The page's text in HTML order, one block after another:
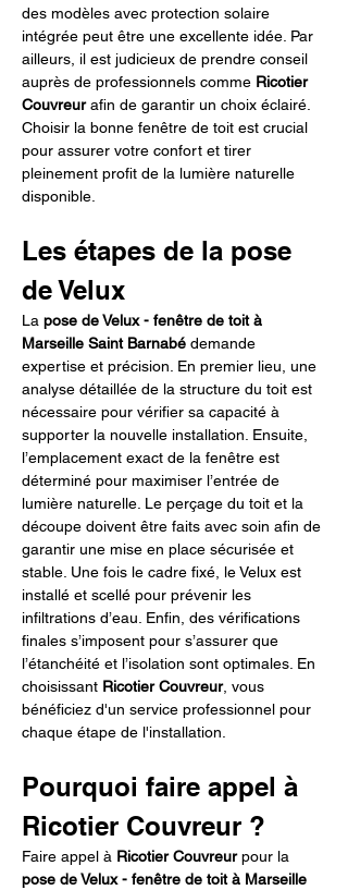
des modèles avec protection solaire
intégrée peut être une excellente idée. Par
ailleurs, il est judicieux de prendre conseil
auprès de professionnels comme Ricotier
Couvreur afin de garantir un choix éclairé.
Choisir la bonne fenêtre de toit est crucial
pour assurer votre confort et tirer
pleinement profit de la lumière naturelle
disponible.
Les étapes de la pose
de Velux
La pose de Velux - fenêtre de toit à
Marseille Saint Barnabé demande
expertise et précision. En premier lieu, une
analyse détaillée de la structure du toit est
nécessaire pour vérifier sa capacité à
supporter la nouvelle installation. Ensuite,
l’emplacement exact de la fenêtre est
déterminé pour maximiser l’entrée de
lumière naturelle. Le perçage du toit et la
découpe doivent être faits avec soin afin de
garantir une mise en place sécurisée et
stable. Une fois le cadre fixé, le Velux est
installé et scellé pour prévenir les
infiltrations d’eau. Enfin, des vérifications
finales s’imposent pour s’assurer que
l’étanchéité et l’isolation sont optimales. En
choisissant Ricotier Couvreur, vous
bénéficiez d'un service professionnel pour
chaque étape de l'installation.
Pourquoi faire appel à
Ricotier Couvreur ?
Faire appel à Ricotier Couvreur pour la
pose de Velux - fenêtre de toit à Marseille